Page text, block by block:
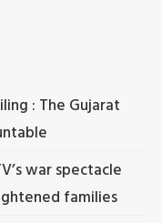
: The Gujarat
war spectacle
families